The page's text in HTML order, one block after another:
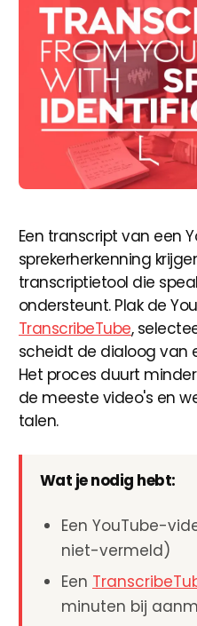
Een transcript van een
sprekerherkenning
transcriptietool die
ondersteunt. Plak de
TranscribeTube,
scheidt de dialoog van
Het proces duurt
de meeste video's en
talen.
Wat je nodig hebt:
Een YouTube-
niet-vermeld)
Een
minuten bij